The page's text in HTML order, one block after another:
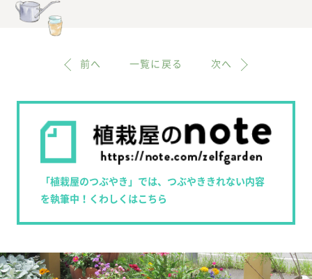
前へ 一覧に戻る 次へ
「植栽屋のつぶやき」では、つぶやききれない内容
を執筆中！くわしくはこちら